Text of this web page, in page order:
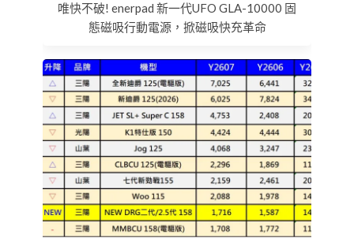
唯快不破! enerpad 新一代UFO GLA-10000 固
態磁吸行動電源，掀磁吸快充革命